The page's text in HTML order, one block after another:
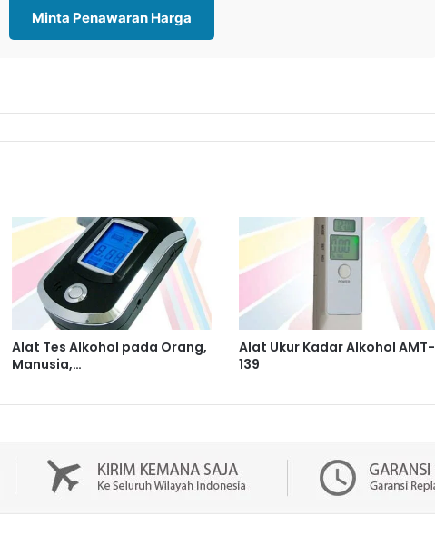
Minta Penawaran Harga
Alat Tes Alkohol pada Orang,
Manusia,…
Alat Ukur Kadar Alkohol AMT-
139